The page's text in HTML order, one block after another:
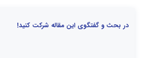
در بحث و گفتگوی این مقاله شرکت کنید!